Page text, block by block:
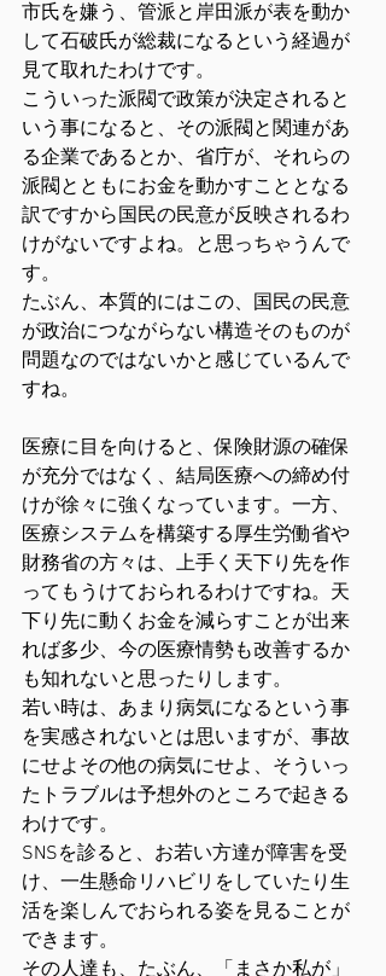
市氏を嫌う、管派と岸田派が表を動か
して石破氏が総裁になるという経過が
見て取れたわけです。
こういった派閥で政策が決定されると
いう事になると、その派閥と関連があ
る企業であるとか、省庁が、それらの
派閥とともにお金を動かすこととなる
訳ですから国民の民意が反映されるわ
けがないですよね。と思っちゃうんで
す。
たぶん、本質的にはこの、国民の民意
が政治につながらない構造そのものが
問題なのではないかと感じているんで
すね。
医療に目を向けると、保険財源の確保
が充分ではなく、結局医療への締め付
けが徐々に強くなっています。一方、
医療システムを構築する厚生労働省や
財務省の方々は、上手く天下り先を作
ってもうけておられるわけですね。天
下り先に動くお金を減らすことが出来
れば多少、今の医療情勢も改善するか
も知れないと思ったりします。
若い時は、あまり病気になるという事
を実感されないとは思いますが、事故
にせよその他の病気にせよ、そういっ
たトラブルは予想外のところで起きる
わけです。
SNSを診ると、お若い方達が障害を受
け、一生懸命リハビリをしていたり生
活を楽しんでおられる姿を見ることが
できます。
その人達も、たぶん、「まさか私が」